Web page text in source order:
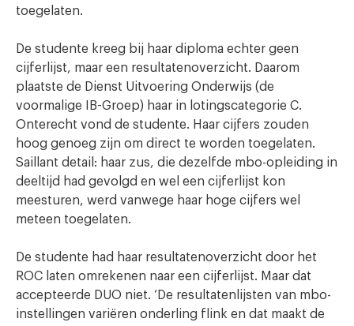
toegelaten.
De studente kreeg bij haar diploma echter geen
cijferlijst, maar een resultatenoverzicht. Daarom
plaatste de Dienst Uitvoering Onderwijs (de
voormalige IB-Groep) haar in lotingscategorie C.
Onterecht vond de studente. Haar cijfers zouden
hoog genoeg zijn om direct te worden toegelaten.
Saillant detail: haar zus, die dezelfde mbo-opleiding in
deeltijd had gevolgd en wel een cijferlijst kon
meesturen, werd vanwege haar hoge cijfers wel
meteen toegelaten.
De studente had haar resultatenoverzicht door het
ROC laten omrekenen naar een cijferlijst. Maar dat
accepteerde DUO niet. ‘De resultatenlijsten van mbo-
instellingen variëren onderling flink en dat maakt de